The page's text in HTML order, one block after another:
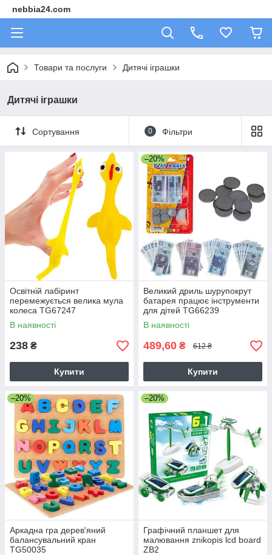
nebbia24.com
Товари та послуги Дитячі іграшки
Дитячі іграшки
Сортування 0 Фільтри
Освітній лабіринт
перемежується велика мула
колеса TG67247
В наявності
238 ₴
Купити
–20%
Великий дриль шурупокрут
батарея працює інструменти
для дітей TG66239
В наявності
489,60 ₴ 612 ₴
Купити
–20%
Аркадна гра дерев'яний
балансувальний кран
TG50035
–20%
Графічний планшет для
малювання znikopis lcd board
ZB2